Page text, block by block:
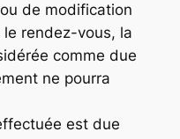
de modification
rendez-vous, la
comme due
ne pourra
est due